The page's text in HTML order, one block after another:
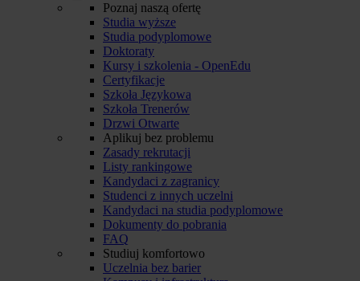
Poznaj naszą ofertę
Studia wyższe
Studia podyplomowe
Doktoraty
Kursy i szkolenia - OpenEdu
Certyfikacje
Szkoła Językowa
Szkoła Trenerów
Drzwi Otwarte
Aplikuj bez problemu
Zasady rekrutacji
Listy rankingowe
Kandydaci z zagranicy
Studenci z innych uczelni
Kandydaci na studia podyplomowe
Dokumenty do pobrania
FAQ
Studiuj komfortowo
Uczelnia bez barier